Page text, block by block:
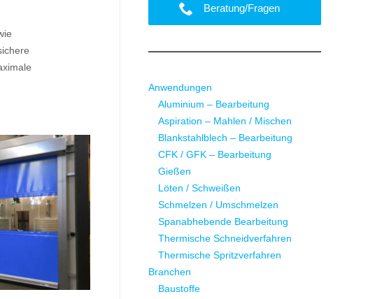
Beratung/Fragen
Anwendungen
Aluminium – Bearbeitung
Aspiration – Mahlen / Mischen
Blankstahlblech – Bearbeitung
CFK / GFK – Bearbeitung
Gießen
Löten / Schweißen
Schmelzen / Umschmelzen
Spanabhebende Bearbeitung
Thermische Schneidverfahren
Thermische Spritzverfahren
Branchen
Baustoffe